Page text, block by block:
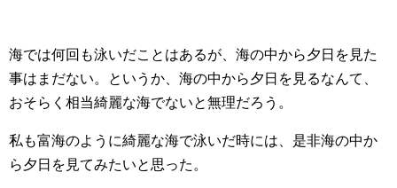
海では何回も泳いだことはあるが、海の中から夕日を見た
事はまだない。というか、海の中から夕日を見るなんて、
おそらく相当綺麗な海でないと無理だろう。
私も富海のように綺麗な海で泳いだ時には、是非海の中か
ら夕日を見てみたいと思った。